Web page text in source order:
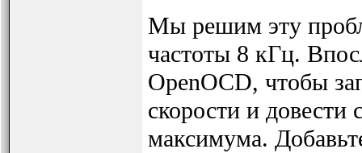
Мы решим эту
частоты 8 кГц.
OpenOCD, чтобы
скорости и довести
максимума.